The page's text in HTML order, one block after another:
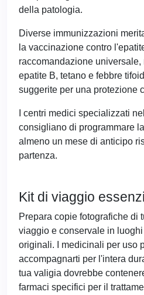
della patologia.
Diverse immunizzazioni
la vaccinazione contro
raccomandazione
epatite B, tetano e febbre
suggerite per una protezione
I centri medici specializzati
consigliano di programmare
almeno un mese di anticipo
partenza.
Kit di viaggio
Prepara copie fotografiche di
viaggio e conservale in
originali. I medicinali per uso
accompagnarti per l'intera
tua valigia dovrebbe
farmaci specifici per il